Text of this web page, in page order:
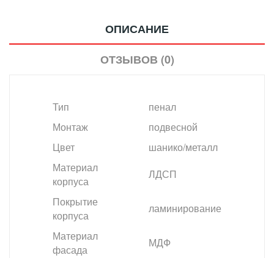
ОПИСАНИЕ
ОТЗЫВОВ (0)
Тип
пенал
Монтаж
подвесной
Цвет
шанико/металл
Материал
корпуса
ЛДСП
Покрытие
корпуса
ламинирование
Материал
фасада
МДФ